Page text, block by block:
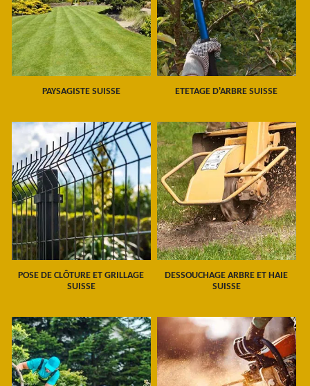
PAYSAGISTE SUISSE ETETAGE D'ARBRE SUISSE
POSE DE CLÔTURE ET GRILLAGE
SUISSE
DESSOUCHAGE ARBRE ET HAIE
SUISSE